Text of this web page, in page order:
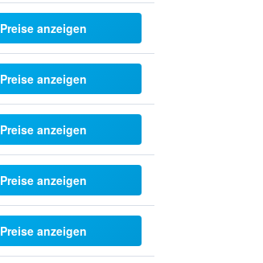
Preise anzeigen
Preise anzeigen
Preise anzeigen
Preise anzeigen
Preise anzeigen